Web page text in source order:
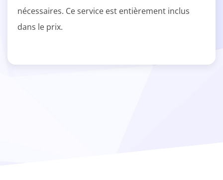
nécessaires. Ce service est entièrement inclus
dans le prix.